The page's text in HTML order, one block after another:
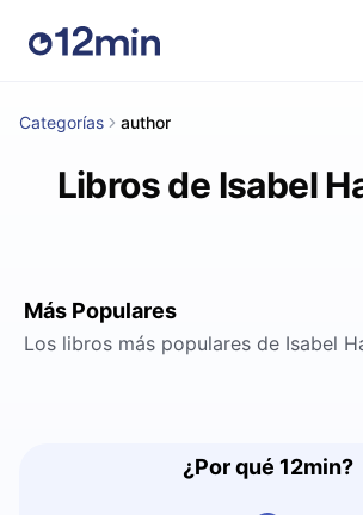
Categorías author
Libros de Isabel
Más Populares
Los libros más populares de Isabel
¿Por qué 12min?